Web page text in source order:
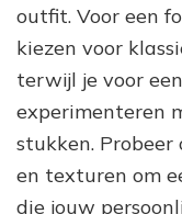
outfit. Voor een
kiezen voor
terwijl je voor
experimenteren
stukken.
en texturen om
die jouw